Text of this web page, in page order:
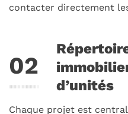
contacter directement
d’unités
Chaque projet est